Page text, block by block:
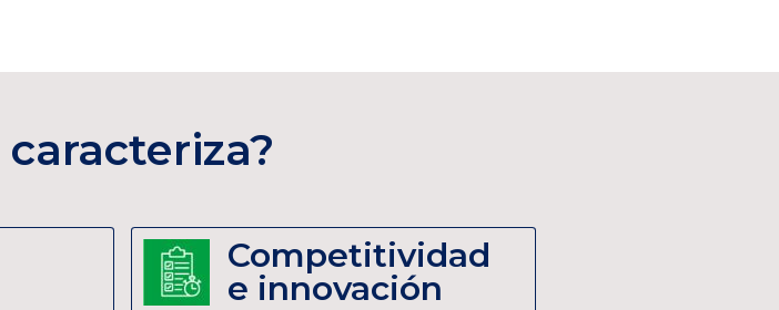
Competitividad
e innovación